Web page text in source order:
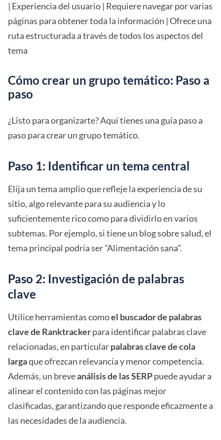
| Experiencia del usuario | Requiere navegar por varias
páginas para obtener toda la información | Ofrece una
ruta estructurada a través de todos los aspectos del
tema
Cómo crear un grupo temático: Paso a
paso
¿Listo para organizarte? Aquí tienes una guía paso a
paso para crear un grupo temático.
Paso 1: Identificar un tema central
Elija un tema amplio que refleje la experiencia de su
sitio, algo relevante para su audiencia y lo
suficientemente rico como para dividirlo en varios
subtemas. Por ejemplo, si tiene un blog sobre salud, el
tema principal podría ser "Alimentación sana".
Paso 2: Investigación de palabras
clave
Utilice herramientas comoel buscador de palabras
clave de Ranktrackerpara identificar palabras clave
relacionadas, en particularpalabras clave de cola
largaque ofrezcan relevancia y menor competencia.
Además, un breveanálisis de las SERPpuede ayudar a
alinear el contenido con las páginas mejor
clasificadas, garantizando que responde eficazmente a
las necesidades de la audiencia.